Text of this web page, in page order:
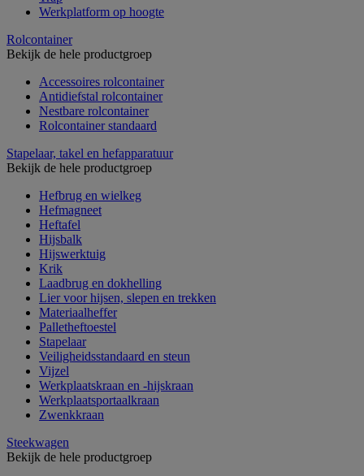
Werkplatform op hoogte
Rolcontainer
Bekijk de hele productgroep
Accessoires rolcontainer
Antidiefstal rolcontainer
Nestbare rolcontainer
Rolcontainer standaard
Stapelaar, takel en hefapparatuur
Bekijk de hele productgroep
Hefbrug en wielkeg
Hefmagneet
Heftafel
Hijsbalk
Hijswerktuig
Krik
Laadbrug en dokhelling
Lier voor hijsen, slepen en trekken
Materiaalheffer
Palletheftoestel
Stapelaar
Veiligheidsstandaard en steun
Vijzel
Werkplaatskraan en -hijskraan
Werkplaatsportaalkraan
Zwenkkraan
Steekwagen
Bekijk de hele productgroep